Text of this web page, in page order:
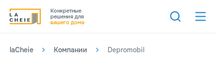
Конкретные
решения для
вашего дома
laCheie Компании Depromobil